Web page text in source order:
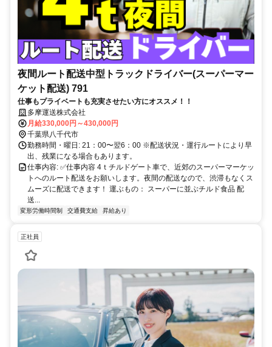
夜間ルート配送中型トラックドライバー(スーパーマー
ケット配送) 791
仕事もプライベートも充実させたい方にオススメ！！
多摩運送株式会社
月給330,000円～430,000円
千葉県八千代市
勤務時間・曜日: 21：00〜翌6：00 ※配送状況・運行ルートにより早
出、残業になる場合もあります。
仕事内容: ✅仕事内容 4ｔチルドゲート車で、近郊のスーパーマーケッ
トへのルート配送をお願いします。夜間の配送なので、渋滞もなくス
ムーズに配送できます！ 運ぶもの： スーパーに並ぶチルド食品 配
送...
変形労働時間制 交通費支給 昇給あり
正社員